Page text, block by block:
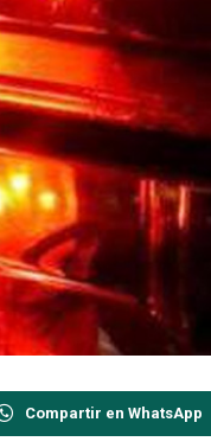
Compartir en WhatsApp